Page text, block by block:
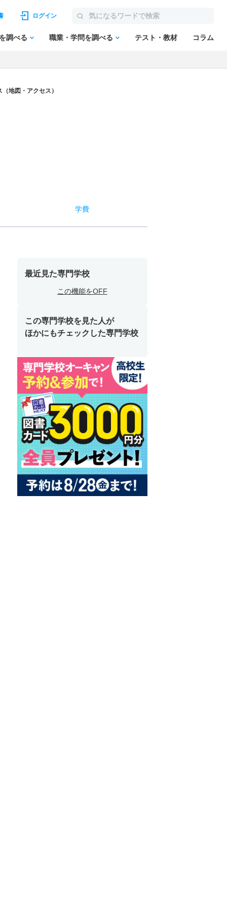
ログイン
調べる 職業・学問を調べる テスト・教材 コラム
地図・アクセス）
学費
最近見た専門学校
この機能をOFF
この専門学校を見た人が
ほかにもチェックした専門学校